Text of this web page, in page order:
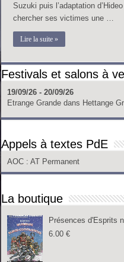
Suzuki puis l’adaptation
chercher ses victimes une …
Lire la suite »
Festivals et salons à
19/09/26 - 20/09/26
Etrange Grande dans Hettange
Appels à textes PdE
AOC : AT Permanent
La boutique
Présences d'Esprits
6.00€